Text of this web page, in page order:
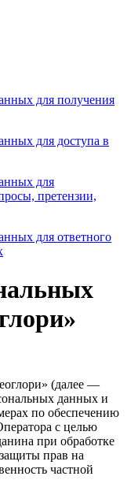
для получения
для доступа в
для
претензии,
для ответного
(далее —
данных и
по обеспечению
с целью
при обработке
прав на
частной